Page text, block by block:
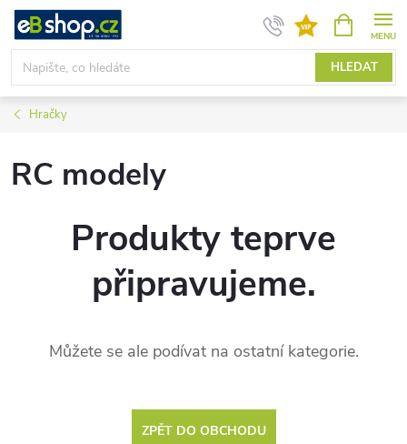
Přejít
obsah
HLEDAT
NÁKUPNÍ
KOŠÍK
Hračky
RC modely
Produkty teprve
připravujeme.
Můžete se ale podívat na ostatní kategorie.
ZPĚT DO OBCHODU